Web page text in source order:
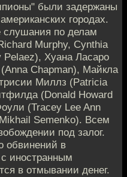
были задержаны
городах.
слушания по делам
Murphy, Cynthia
Хуана Ласаро
Chapman), Майкла
Миллз (Patricia
(Donald Howard
(Tracey Lee Ann
Semenko). Всем
под залог.
обвинений в
с иностранным
в отмывании денег.